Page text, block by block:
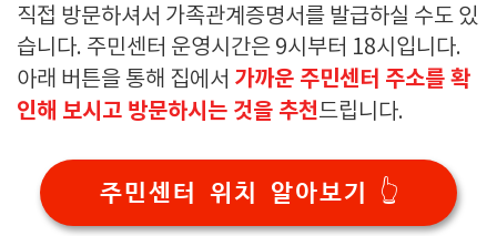
직접 방문하셔서 가족관계증명서를 발급하실 수도 있
습니다. 주민센터 운영시간은 9시부터 18시입니다.
아래 버튼을 통해 집에서 가까운 주민센터 주소를 확
인해 보시고 방문하시는 것을 추천드립니다.
주민센터 위치 알아보기 👆